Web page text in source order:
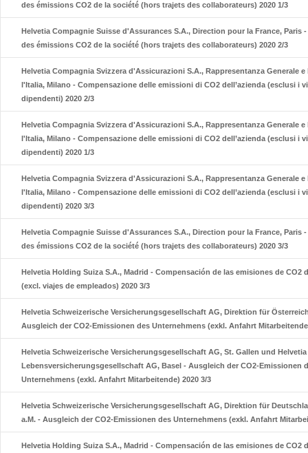
des émissions CO2 de la société (hors trajets des collaborateurs) 2020 1/3
Helvetia Compagnie Suisse d'Assurances S.A., Direction pour la France, Paris
des émissions CO2 de la société (hors trajets des collaborateurs) 2020 2/3
Helvetia Compagnia Svizzera d'Assicurazioni S.A., Rappresentanza Generale e
l'Italia, Milano - Compensazione delle emissioni di CO2 dell’azienda (esclusi i
dipendenti) 2020 2/3
Helvetia Compagnia Svizzera d'Assicurazioni S.A., Rappresentanza Generale e
l'Italia, Milano - Compensazione delle emissioni di CO2 dell’azienda (esclusi i
dipendenti) 2020 1/3
Helvetia Compagnia Svizzera d'Assicurazioni S.A., Rappresentanza Generale e
l'Italia, Milano - Compensazione delle emissioni di CO2 dell’azienda (esclusi i
dipendenti) 2020 3/3
Helvetia Compagnie Suisse d'Assurances S.A., Direction pour la France, Paris
des émissions CO2 de la société (hors trajets des collaborateurs) 2020 3/3
Helvetia Holding Suiza S.A., Madrid - Compensación de las emisiones de CO2
(excl. viajes de empleados) 2020 3/3
Helvetia Schweizerische Versicherungsgesellschaft AG, Direktion für
Ausgleich der CO2-Emissionen des Unternehmens (exkl. Anfahrt
Helvetia Schweizerische Versicherungsgesellschaft AG, St. Gallen und
Lebensversicherungsgesellschaft AG, Basel - Ausgleich der CO2-Emissionen
Unternehmens (exkl. Anfahrt Mitarbeitende) 2020 3/3
Helvetia Schweizerische Versicherungsgesellschaft AG, Direktion für
a.M. - Ausgleich der CO2-Emissionen des Unternehmens (exkl. Anfahrt
Helvetia Holding Suiza S.A., Madrid - Compensación de las emisiones de CO2